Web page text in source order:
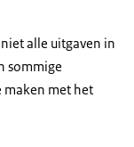
alle uitgaven in
sommige
maken met het